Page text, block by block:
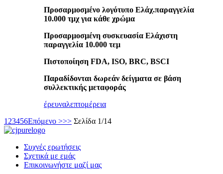
Προσαρμοσμένο λογότυπο Ελάχ.παραγγελία
10.000 τμχ για κάθε χρώμα
Προσαρμοσμένη συσκευασία Ελάχιστη
παραγγελία 10.000 τεμ
Πιστοποίηση FDA, ISO, BRC, BSCI
Παραδίδονται δωρεάν δείγματα σε βάση
συλλεκτικής μεταφοράς
έρευναλεπτομέρεια
1 23456Επόμενο >>> Σελίδα 1/14
Συχνές ερωτήσεις
Σχετικά με εμάς
Επικοινωνήστε μαζί μας